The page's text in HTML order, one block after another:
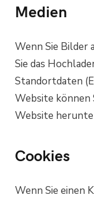
Medien
Wenn Sie Bilder
Sie das
Standortdaten
Website können
Website
Cookies
Wenn Sie einen